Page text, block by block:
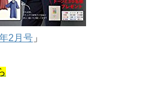
2月号 」